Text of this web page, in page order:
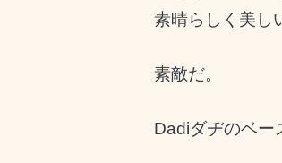
素晴らしく美し
素敵だ。
Dadiダヂのベー